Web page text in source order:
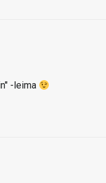
-leima